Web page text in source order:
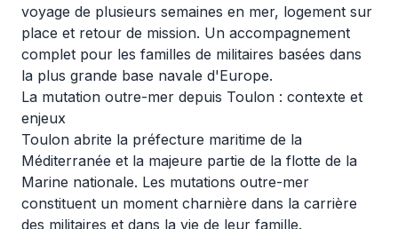
voyage de plusieurs semaines en mer, logement sur
place et retour de mission. Un accompagnement
complet pour les familles de militaires basées dans
la plus grande base navale d'Europe.
La mutation outre-mer depuis Toulon : contexte et
enjeux
Toulon abrite la préfecture maritime de la
Méditerranée et la majeure partie de la flotte de la
Marine nationale. Les mutations outre-mer
constituent un moment charnière dans la carrière
des militaires et dans la vie de leur famille.